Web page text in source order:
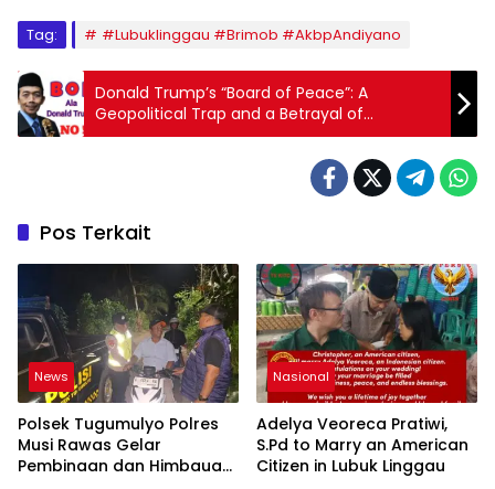
Tag: #Lubuklinggau #Brimob #AkbpAndiyano
Donald Trump’s “Board of Peace”: A
Geopolitical Trap and a Betrayal of
Constitutional Mandate By Aceng Syamsul
Board of DPP ASWIN (Association of
Pos Terkait
News
Polsek Tugumulyo Polres
Musi Rawas Gelar
Pembinaan dan Himbauan
Nasional
Adelya Veoreca Pratiwi,
S.Pd to Marry an American
Citizen in Lubuk Linggau